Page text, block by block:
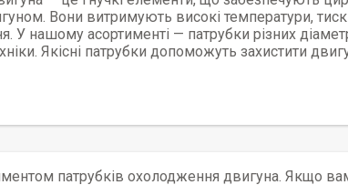
Вони витримують високі температури, тиск
У нашому асортименті — патрубки різних
Якісні патрубки допоможуть захистити
патрубків охолодження двигуна. Якщо